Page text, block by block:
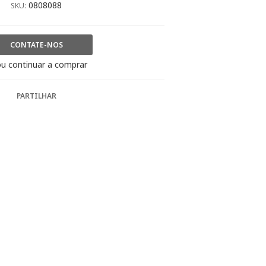
SKU: 0808088
CONTATE-NOS
continuar a comprar
PARTILHAR